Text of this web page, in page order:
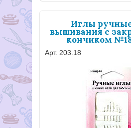
Иглы
вышивания с
кончиком
Арт. 203.18